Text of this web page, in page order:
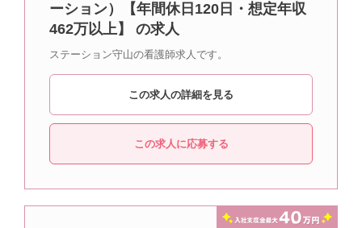
ーション）【年間休日120日・想定年収
462万以上】 の求人
ステーション守山の看護師求人です。
この求人の詳細を見る
この求人に応募する